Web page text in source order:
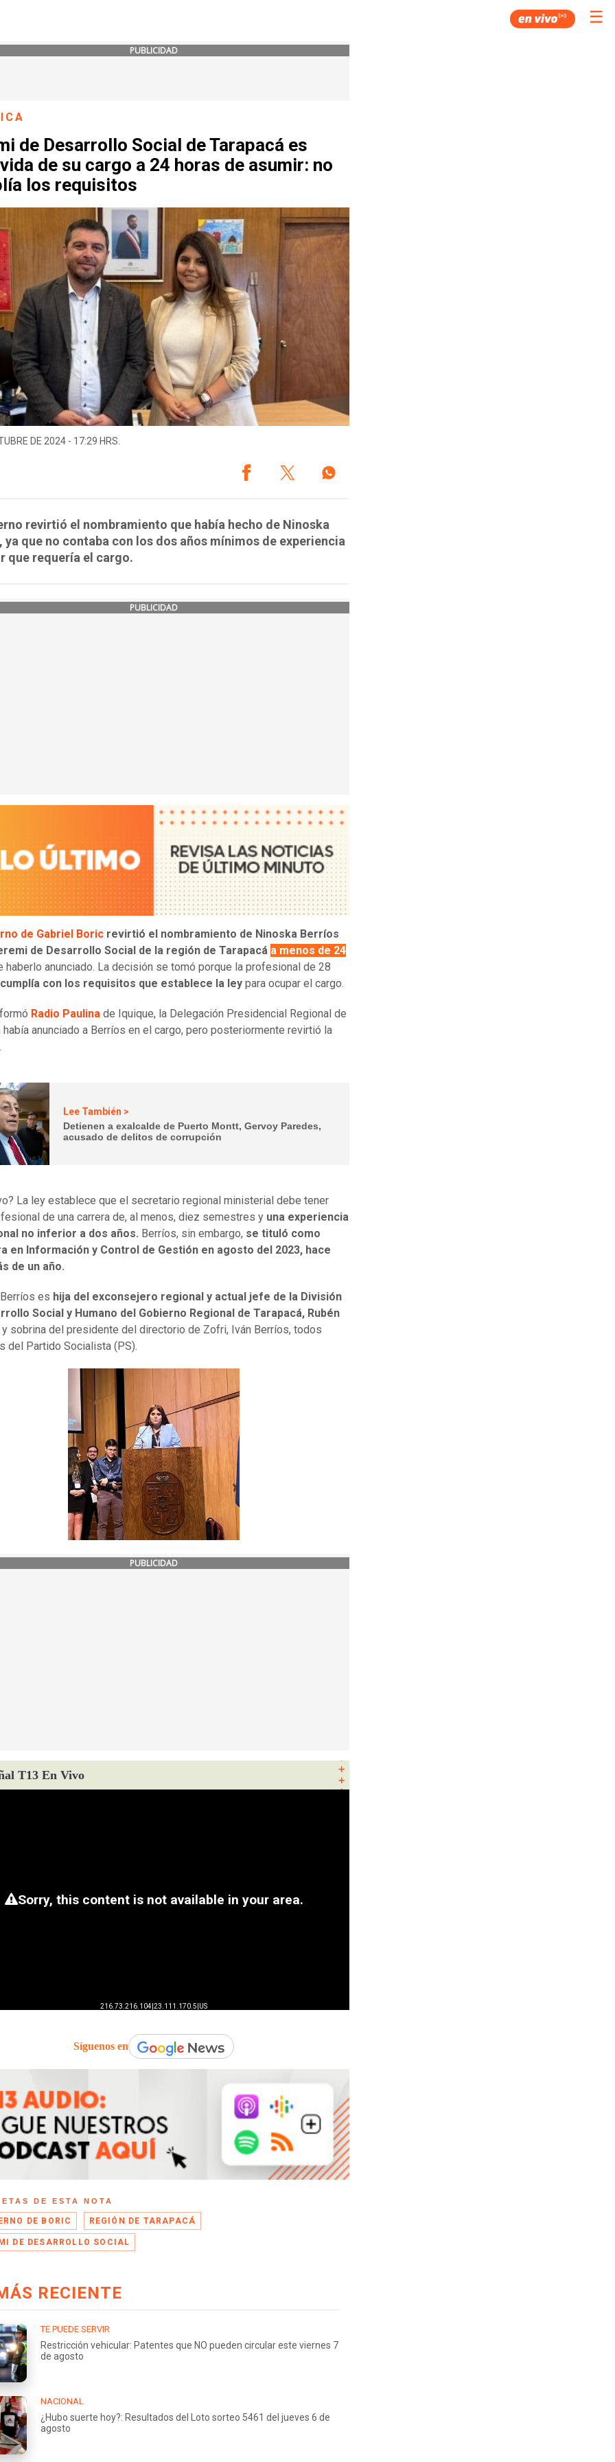
☰
PUBLICIDAD
de Desarrollo Social de Tarapacá es
de su cargo a 24 horas de asumir: no
los requisitos
DE 2024 - 17:29 HRS.
revirtió el nombramiento que había hecho de Ninoska
ya que no contaba con los dos años mínimos de experiencia
que requería el cargo.
PUBLICIDAD
de Gabriel Boric revirtió el nombramiento de Ninoska Berríos
de Desarrollo Social de la región de Tarapacá a menos de 24
haberlo anunciado. La decisión se tomó porque la profesional de 28
con los requisitos que establece la ley para ocupar el cargo.
Radio Paulina de Iquique, la Delegación Presidencial Regional de
había anunciado a Berríos en el cargo, pero posteriormente revirtió la
Lee También >
Detienen a exalcalde de Puerto Montt, Gervoy Paredes,
acusado de delitos de corrupción
La ley establece que el secretario regional ministerial debe tener
de una carrera de, al menos, diez semestres y una experiencia
no inferior a dos años. Berríos, sin embargo, se tituló como
en Información y Control de Gestión en agosto del 2023, hace
de un año.
es hija del exconsejero regional y actual jefe de la División
Social y Humano del Gobierno Regional de Tarapacá, Rubén
y sobrina del presidente del directorio de Zofri, Iván Berríos, todos
del Partido Socialista (PS).
PUBLICIDAD
T13 En Vivo
Síguenos en
DE ESTA NOTA
DE BORIC REGIÓN DE TARAPACÁ
DE DESARROLLO SOCIAL
RECIENTE
TE PUEDE SERVIR
Restricción vehicular: Patentes que NO pueden circular este viernes 7
de agosto
NACIONAL
¿Hubo suerte hoy?: Resultados del Loto sorteo 5461 del jueves 6 de
agosto